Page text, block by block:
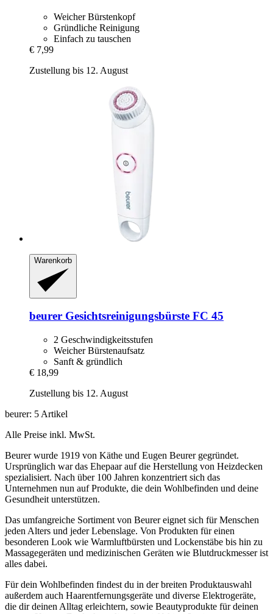
Weicher Bürstenkopf
Gründliche Reinigung
Einfach zu tauschen
€ 7,99
Zustellung bis 12. August
Warenkorb
beurer Gesichtsreinigungsbürste FC 45
2 Geschwindigkeitsstufen
Weicher Bürstenaufsatz
Sanft & gründlich
€ 18,99
Zustellung bis 12. August
beurer: 5 Artikel
Alle Preise inkl. MwSt.
Beurer wurde 1919 von Käthe und Eugen Beurer gegründet.
Ursprünglich war das Ehepaar auf die Herstellung von Heizdecken
spezialisiert. Nach über 100 Jahren konzentriert sich das
Unternehmen nun auf Produkte, die dein Wohlbefinden und deine
Gesundheit unterstützen.
Das umfangreiche Sortiment von Beurer eignet sich für Menschen
jeden Alters und jeder Lebenslage. Von Produkten für einen
besonderen Look wie Warmluftbürsten und Lockenstäbe bis hin zu
Massagegeräten und medizinischen Geräten wie Blutdruckmesser ist
alles dabei.
Für dein Wohlbefinden findest du in der breiten Produktauswahl
außerdem auch Haarentfernungsgeräte und diverse Elektrogeräte,
die dir deinen Alltag erleichtern, sowie Beautyprodukte für deinen